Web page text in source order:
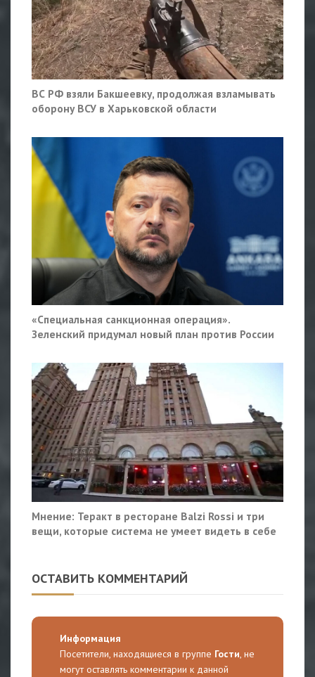
ВС РФ взяли Бакшеевку, продолжая взламывать
оборону ВСУ в Харьковской области
«Специальная санкционная операция».
Зеленский придумал новый план против России
Мнение: Теракт в ресторане Balzi Rossi и три
вещи, которые система не умеет видеть в себе
ОСТАВИТЬ КОММЕНТАРИЙ
Информация
Посетители, находящиеся в группе Гости , не
могут оставлять комментарии к данной